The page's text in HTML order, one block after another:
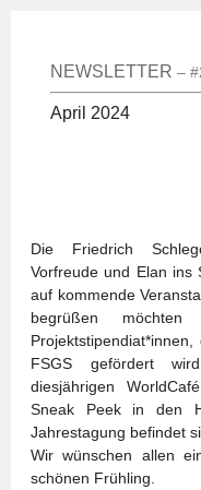
NEWSLETTER –
April 2024
Die Friedrich
Vorfreude und Elan ins
auf kommende
begrüßen
FSGS gefördert
diesjährigen
Sneak Peek in den
Jahrestagung befindet
Wir wünschen allen
schönen Frühling.